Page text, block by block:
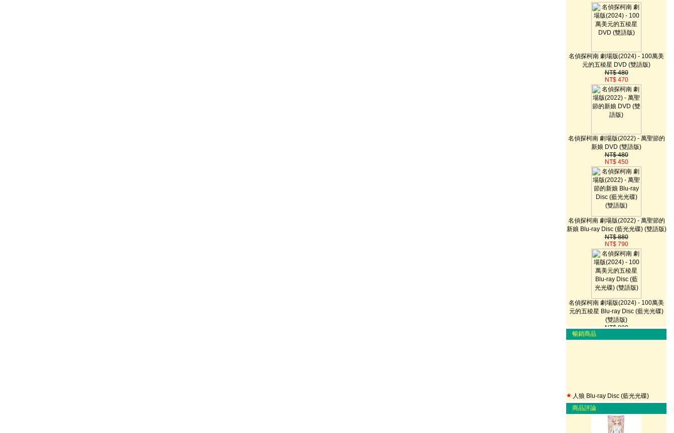
名偵探柯南 劇場版(2024) - 100萬美
元的五稜星 DVD (雙語版)
NT$ 480
NT$ 470
名偵探柯南 劇場版(2022) - 萬聖節的
新娘 DVD (雙語版)
NT$ 480
NT$ 450
名偵探柯南 劇場版(2022) - 萬聖節的
新娘 Blu-ray Disc (藍光光碟) (雙語版)
NT$ 880
NT$ 790
名偵探柯南 劇場版(2024) - 100萬美
元的五稜星 Blu-ray Disc (藍光光碟)
(雙語版)
NT$ 880
名偵探柯南 劇場版1997 - 2023 29片
大全集 DVD
NT$ 12,100
人狼 Blu-ray Disc (藍光光碟)